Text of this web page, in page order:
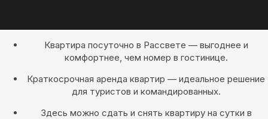
Квартира посуточно в Рассвете — выгоднее и
комфортнее, чем номер в гостинице.
Краткосрочная аренда квартир — идеальное решение
для туристов и командированных.
Здесь можно сдать и снять квартиру на сутки в